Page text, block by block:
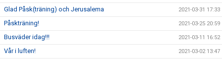
Glad Påsk(träning) och Jerusalema 2021-03-31 17:33
Påskträning! 2021-03-25 20:59
Busväder idag!!! 2021-03-11 16:52
Vår i luften! 2021-03-02 13:47